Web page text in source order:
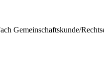
Gemeinschaftskunde/